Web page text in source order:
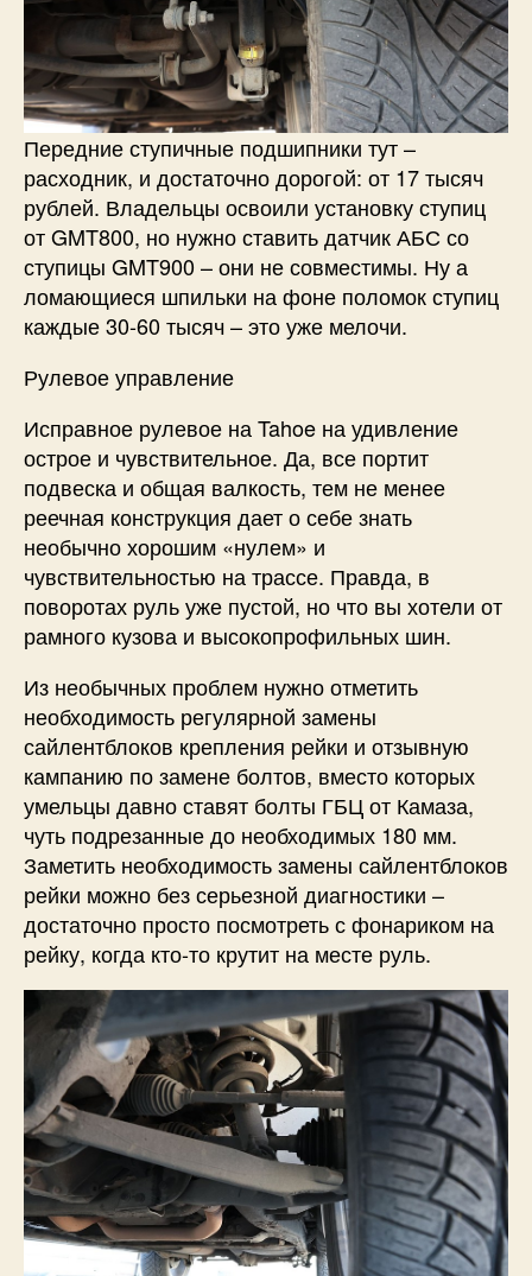
Передние ступичные подшипники тут –
расходник, и достаточно дорогой: от 17 тысяч
рублей. Владельцы освоили установку ступиц
от GMT800, но нужно ставить датчик АБС со
ступицы GMT900 – они не совместимы. Ну а
ломающиеся шпильки на фоне поломок ступиц
каждые 30-60 тысяч – это уже мелочи.
Рулевое управление
Исправное рулевое на Tahoe на удивление
острое и чувствительное. Да, все портит
подвеска и общая валкость, тем не менее
реечная конструкция дает о себе знать
необычно хорошим «нулем» и
чувствительностью на трассе. Правда, в
поворотах руль уже пустой, но что вы хотели от
рамного кузова и высокопрофильных шин.
Из необычных проблем нужно отметить
необходимость регулярной замены
сайлентблоков крепления рейки и отзывную
кампанию по замене болтов, вместо которых
умельцы давно ставят болты ГБЦ от Камаза,
чуть подрезанные до необходимых 180 мм.
Заметить необходимость замены сайлентблоков
рейки можно без серьезной диагностики –
достаточно просто посмотреть с фонариком на
рейку, когда кто-то крутит на месте руль.